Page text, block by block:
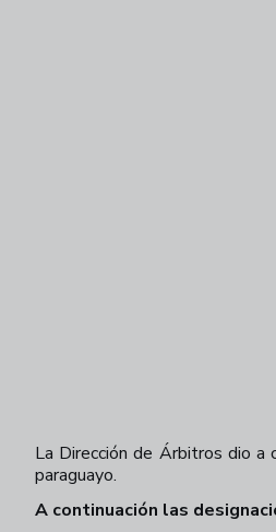
La Dirección de Árbitros dio
paraguayo.
A continuación las